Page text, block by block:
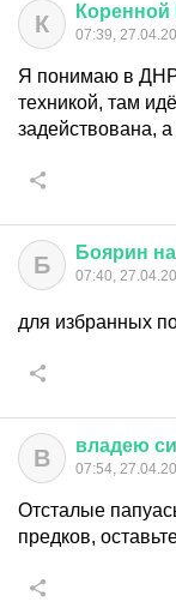
К Коренной
07:39,
Я понимаю в ДНР
техникой, там
задействована,
Б Боярин на
07:40,
для избранных
В владею
07:54,
Отсталые
предков,